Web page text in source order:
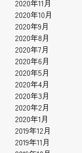
2020年11月
2020年10月
2020年9月
2020年8月
2020年7月
2020年6月
2020年5月
2020年4月
2020年3月
2020年2月
2020年1月
2019年12月
2019年11月